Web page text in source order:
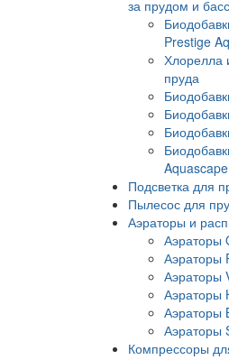
за прудом и
Prestige
Хлорелла
пруда
Aquascape
Подсветка для
Пылесос для
Аэраторы и
Аэраторы
Аэраторы
Аэраторы
Аэраторы
Аэраторы
Аэраторы
Компрессоры